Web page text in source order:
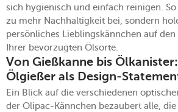
sich hygienisch und einfach reinigen.
zu mehr Nachhaltigkeit bei, sondern
persönliches Lieblingskännchen auf
Ihrer bevorzugten Ölsorte.
Von Gießkanne bis
Ölgießer als Design-
Ein Blick auf die verschiedenen
der Olipac-Kännchen bezaubert alle, die